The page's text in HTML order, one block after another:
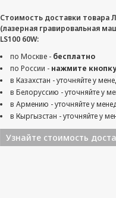
Стоимость доставки товара
(лазерная гравировальная
LS100 60W:
по Москве - бесплатно
по России - нажмите
в Казахстан - уточняйте у
в Белоруссию - уточняйте у
в Армению - уточняйте у
в Кыргызстан - уточняйте у
Узнайте стоимость